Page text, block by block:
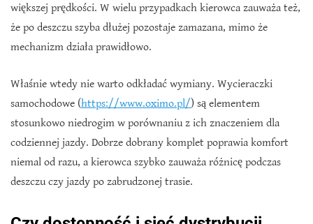
większej prędkości. W wielu przypadkach kierowca zauważa też,
że po deszczu szyba dłużej pozostaje zamazana, mimo że
mechanizm działa prawidłowo.
Właśnie wtedy nie warto odkładać wymiany. Wycieraczki
samochodowe (https://www.oximo.pl/) są elementem
stosunkowo niedrogim w porównaniu z ich znaczeniem dla
codziennej jazdy. Dobrze dobrany komplet poprawia komfort
niemal od razu, a kierowca szybko zauważa różnicę podczas
deszczu czy jazdy po zabrudzonej trasie.